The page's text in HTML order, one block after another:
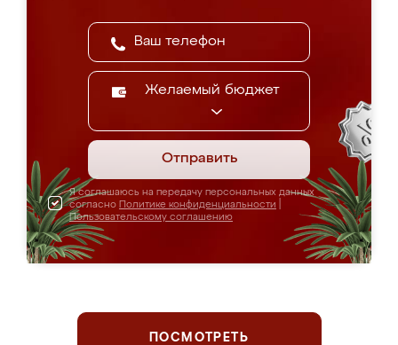
Желаемый бюджет
Отправить
Я соглашаюсь на передачу персональных данных
согласно Политике конфиденциальности
Пользовательскому соглашению
ПОСМОТРЕТЬ